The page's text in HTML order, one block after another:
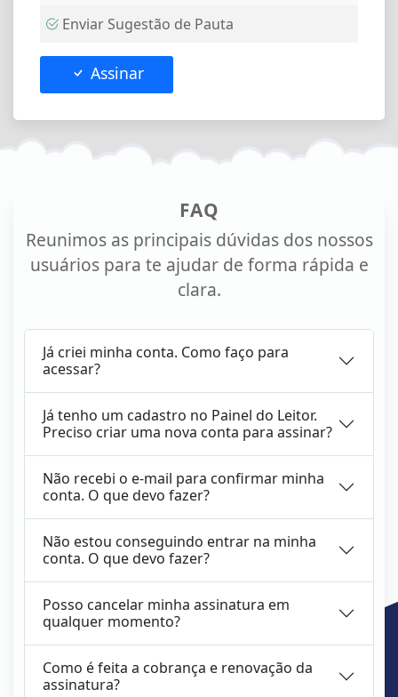
Enviar Sugestão de Pauta
Assinar
FAQ
Reunimos as principais dúvidas dos nossos
usuários para te ajudar de forma rápida e
clara.
Já criei minha conta. Como faço para
acessar?
Já tenho um cadastro no Painel do Leitor.
Preciso criar uma nova conta para assinar?
Não recebi o e-mail para confirmar minha
conta. O que devo fazer?
Não estou conseguindo entrar na minha
conta. O que devo fazer?
Posso cancelar minha assinatura em
qualquer momento?
Como é feita a cobrança e renovação da
assinatura?